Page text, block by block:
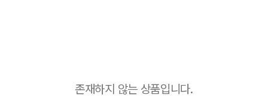
존재하지 않는 상품입니다.